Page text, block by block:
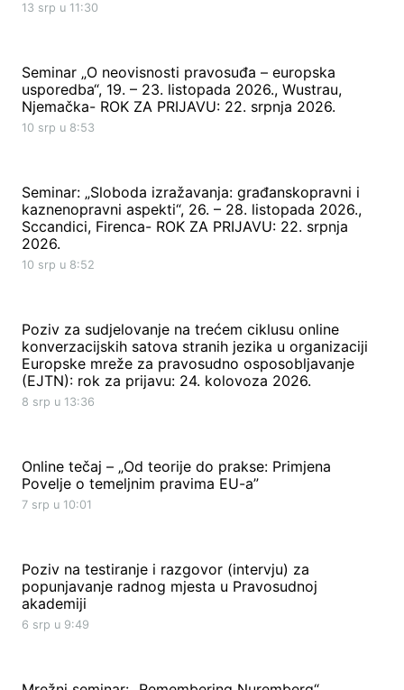
13 srp u 11:30
Seminar „O neovisnosti pravosuđa – europska
usporedba“, 19. – 23. listopada 2026., Wustrau,
Njemačka- ROK ZA PRIJAVU: 22. srpnja 2026.
10 srp u 8:53
Seminar: „Sloboda izražavanja: građanskopravni i
kaznenopravni aspekti“, 26. – 28. listopada 2026.,
Sccandici, Firenca- ROK ZA PRIJAVU: 22. srpnja
2026.
10 srp u 8:52
Poziv za sudjelovanje na trećem ciklusu online
konverzacijskih satova stranih jezika u organizaciji
Europske mreže za pravosudno osposobljavanje
(EJTN): rok za prijavu: 24. kolovoza 2026.
8 srp u 13:36
Online tečaj – „Od teorije do prakse: Primjena
Povelje o temeljnim pravima EU-a”
7 srp u 10:01
Poziv na testiranje i razgovor (intervju) za
popunjavanje radnog mjesta u Pravosudnoj
akademiji
6 srp u 9:49